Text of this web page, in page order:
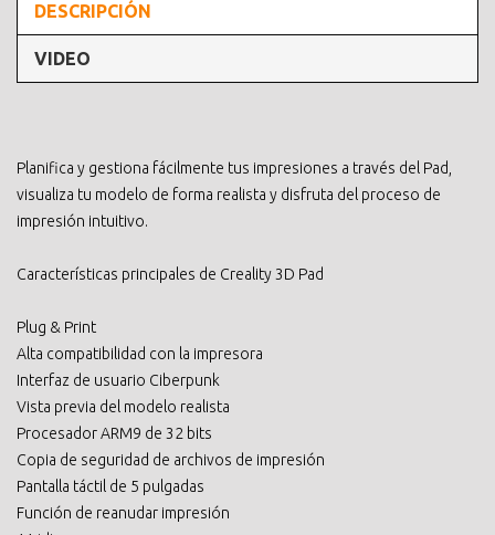
DESCRIPCIÓN
VIDEO
Planifica y gestiona fácilmente tus impresiones a través del Pad,
visualiza tu modelo de forma realista y disfruta del proceso de
impresión intuitivo.
Características principales de Creality 3D Pad
Plug & Print
Alta compatibilidad con la impresora
Interfaz de usuario Ciberpunk
Vista previa del modelo realista
Procesador ARM9 de 32 bits
Copia de seguridad de archivos de impresión
Pantalla táctil de 5 pulgadas
Función de reanudar impresión